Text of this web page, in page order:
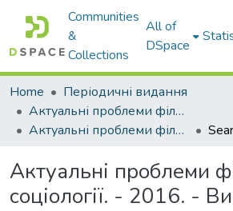
Communities
&
Collections
All of
DSpace
Home
Періодичні видання
Актуальні проблеми філософії та соціології
Актуальні проблеми філософії та соціології. - 2016. - Вип. 10
Актуальні проблеми
соціології. - 2016. -